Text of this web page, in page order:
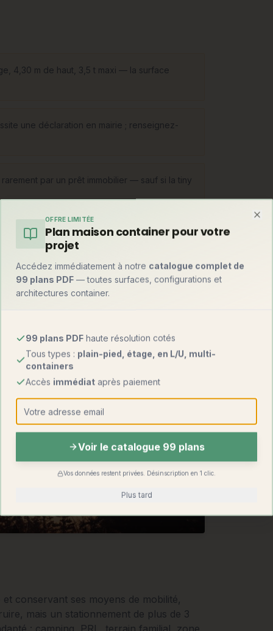
4,30 m de haut, 3,5 t maxi — la surface
une déclaration en mairie ; renseignez-
par un prêt immobilier — sauf si la tiny
sur châssis double essieu
fondations légères, qui devient
conservant ses moyens de mobilité,
mais un stationnement de plus de 3
: camping, PRL, terrain familial, zone
OFFRE LIMITÉE
Plan maison container pour votre
projet
Accédez immédiatement à notre catalogue complet de
99 plans PDF — toutes surfaces, configurations et
architectures container.
99 plans PDF haute résolution cotés
Tous types : plain-pied, étage, en L/U, multi-
containers
Accès immédiat après paiement
Voir le catalogue 99 plans
Vos données restent privées. Désinscription en 1 clic.
Plus tard